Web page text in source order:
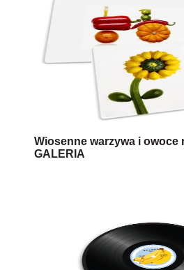
Wiosenne warzywa i owoce
GALERIA